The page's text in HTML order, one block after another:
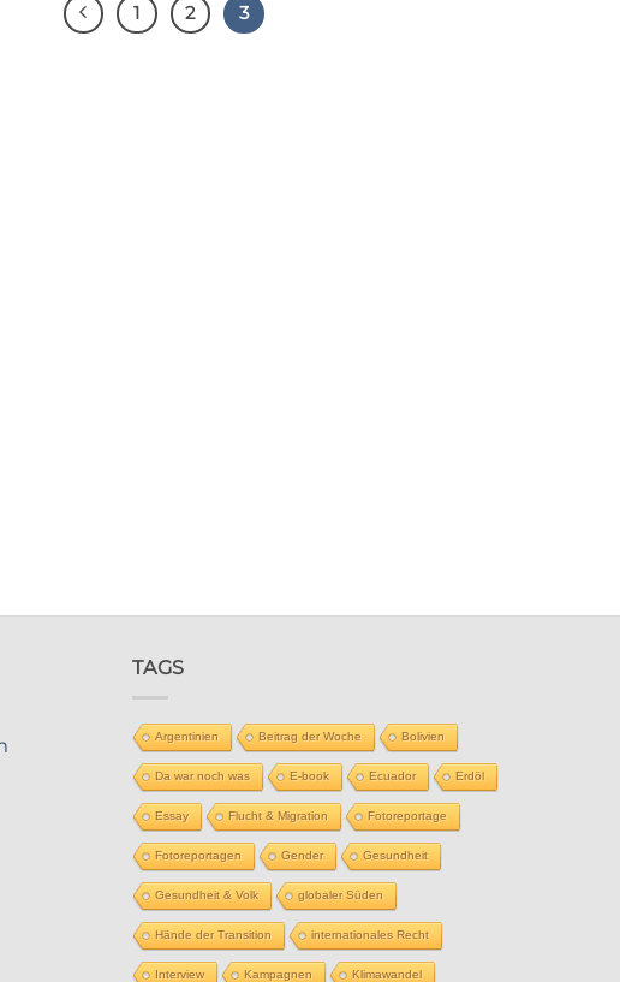
1 2 3
TAGS
Argentinien Beitrag der Woche Bolivien
Da war noch was E-book Ecuador Erdöl
Essay Flucht & Migration Fotoreportage
Fotoreportagen Gender Gesundheit
Gesundheit & Volk globaler Süden
Hände der Transition internationales Recht
Interview Kampagnen Klimawandel